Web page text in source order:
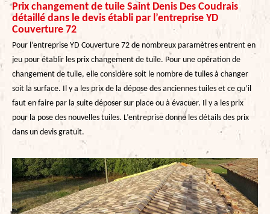
Prix changement de tuile Saint Denis Des Coudrais
détaillé dans le devis établi par l’entreprise YD
Couverture 72
Pour l’entreprise YD Couverture 72 de nombreux paramètres entrent en
jeu pour établir les prix changement de tuile. Pour une opération de
changement de tuile, elle considère soit le nombre de tuiles à changer
soit la surface. Il y a les prix de la dépose des anciennes tuiles et ce qu’il
faut en faire par la suite déposer sur place ou à évacuer. Il y a les prix
pour la pose des nouvelles tuiles. L’entreprise donne les détails des prix
dans un devis gratuit.